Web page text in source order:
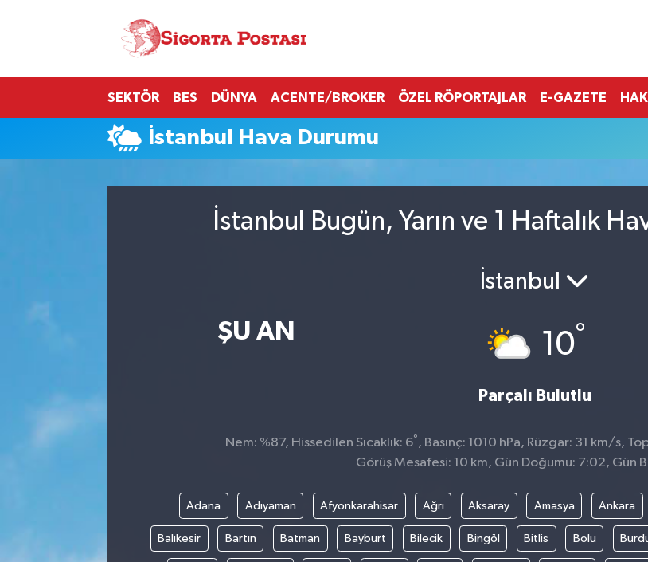
SEKTÖR BES DÜNYA ACENTE/BROKER ÖZEL RÖPORTAJLAR E-GAZETE
İstanbul Hava Durumu
İstanbul Bugün, Yarın ve 1 Haftalık
ŞU AN
İstanbul
10°
Parçalı Bulutlu
Nem: %87, Hissedilen Sıcaklık: 6° , Basınç: 1010 hPa, Rüzgar: 31 km/s,
Görüş Mesafesi: 10 km, Gün Doğumu: 7:02, Gün
Adana Adıyaman Afyonkarahisar Ağrı Aksaray Amasya Ankara
Balıkesir Bartın Batman Bayburt Bilecik Bingöl Bitlis Bolu
Nöbetçi Eczaneler
Hava Durumu
Namaz Vakitleri
Süper Lig Puan Durumu ve Fikstür
Son Dakika Haberleri